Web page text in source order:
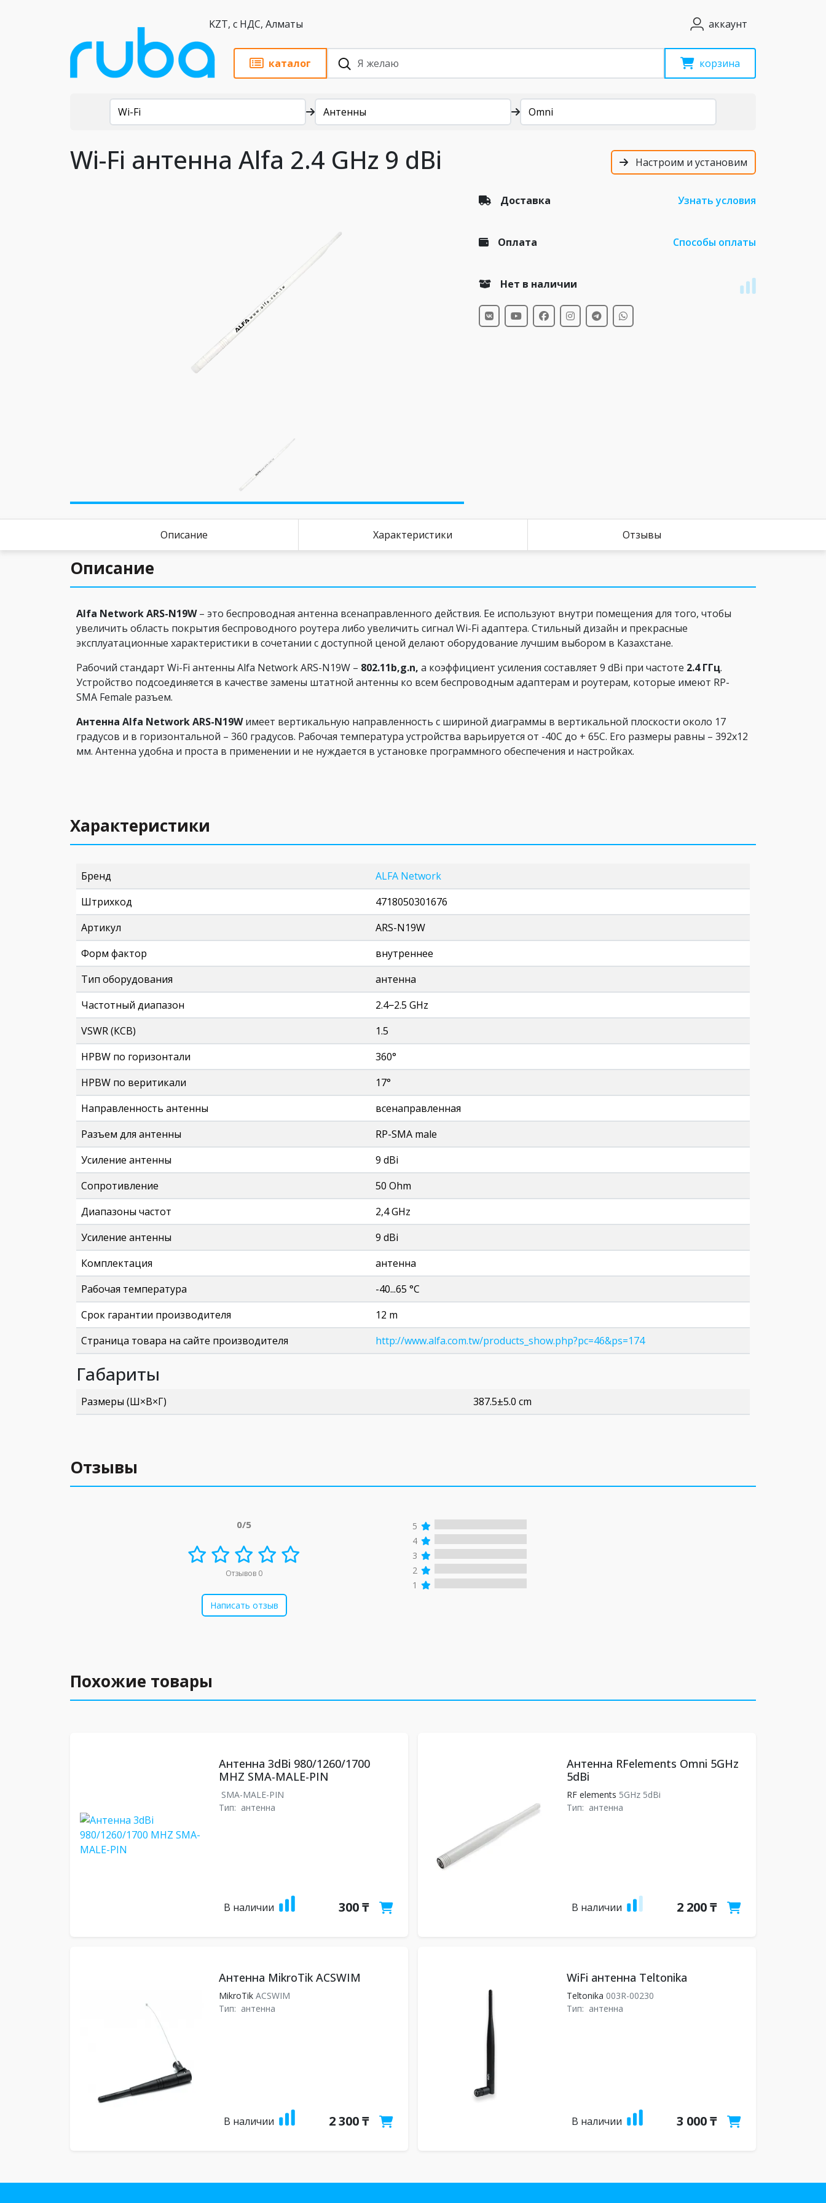
KZT, с НДС, Алматы аккаунт
каталог корзина
Каталог
Wi-Fi Антенны Omni
Wi-Fi антенна Alfa 2.4 GHz 9 dBi Настроим и установим
Доставка Узнать условия
Оплата Способы оплаты
Нет в наличии
Описание Характеристики Отзывы
Описание
Alfa Network ARS-N19W– это беспроводная антенна всенаправленного действия. Ее используют внутри помещения для того, чтобы
увеличить область покрытия беспроводного роутера либо увеличить сигнал Wi-Fi адаптера. Стильный дизайн и прекрасные
эксплуатационные характеристики в сочетании с доступной ценой делают оборудование лучшим выбором в Казахстане.
Рабочий стандарт Wi-Fi антенны Alfa Network ARS-N19W – 802.11b,g.n, а коэффициент усиления составляет 9 dBi при частоте 2.4 ГГц.
Устройство подсоединяется в качестве замены штатной антенны ко всем беспроводным адаптерам и роутерам, которые имеют RP-
SMA Female разъем.
Антенна Alfa Network ARS-N19Wимеет вертикальную направленность с шириной диаграммы в вертикальной плоскости около 17
градусов и в горизонтальной – 360 градусов. Рабочая температура устройства варьируется от -40С до + 65С. Его размеры равны – 392х12
мм. Антенна удобна и проста в применении и не нуждается в установке программного обеспечения и настройках.
Характеристики
Бренд
ALFA Network
Штрихкод
4718050301676
Артикул
ARS-N19W
Форм фактор
внутреннее
Тип оборудования
антенна
Частотный диапазон
2.4‒2.5 GHz
VSWR (КСВ)
1.5
HPBW по горизонтали
360°
HPBW по веритикали
17°
Направленность антенны
всенаправленная
Разъем для антенны
RP-SMA male
Усиление антенны
9 dBi
Сопротивление
50 Ohm
Диапазоны частот
2,4 GHz
Усиление антенны
9 dBi
Комплектация
антенна
Рабочая температура
-40...65 °C
Срок гарантии производителя
12 m
Страница товара на сайте производителя
http://www.alfa.com.tw/products_show.php?pc=46&ps=174
Габариты
Размеры (Ш×В×Г) 387.5±5.0 cm
Отзывы
0/5
Отзывов 0
Написать отзыв
5
4
3
2
1
Похожие товары
Антенна 3dBi 980/1260/1700
MHZ SMA-MALE-PIN
SMA-MALE-PIN
Тип: антенна
В наличии 300 ₸
Антенна RFelements Omni 5GHz
5dBi
RF elements 5GHz 5dBi
Тип: антенна
В наличии 2 200 ₸
Антенна MikroTik ACSWIM
MikroTikACSWIM
Тип: антенна
В наличии 2 300 ₸
WiFi антенна Teltonika
Teltonika 003R-00230
Тип: антенна
В наличии 3 000 ₸